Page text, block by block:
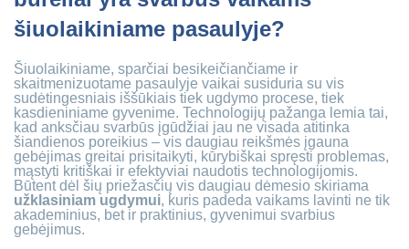
šiuolaikiniame pasaulyje?
Šiuolaikiniame, sparčiai besikeičiančiame ir
skaitmenizuotame pasaulyje vaikai susiduria su vis
sudėtingesniais iššūkiais tiek ugdymo procese, tiek
kasdieniniame gyvenime. Technologijų pažanga lemia tai,
kad anksčiau svarbūs įgūdžiai jau ne visada atitinka
šiandienos poreikius – vis daugiau reikšmės įgauna
gebėjimas greitai prisitaikyti, kūrybiškai spręsti problemas,
mąstyti kritiškai ir efektyviai naudotis technologijomis.
Būtent dėl šių priežasčių vis daugiau dėmesio skiriama
užklasiniam ugdymui, kuris padeda vaikams lavinti ne tik
akademinius, bet ir praktinius, gyvenimui svarbius
gebėjimus.